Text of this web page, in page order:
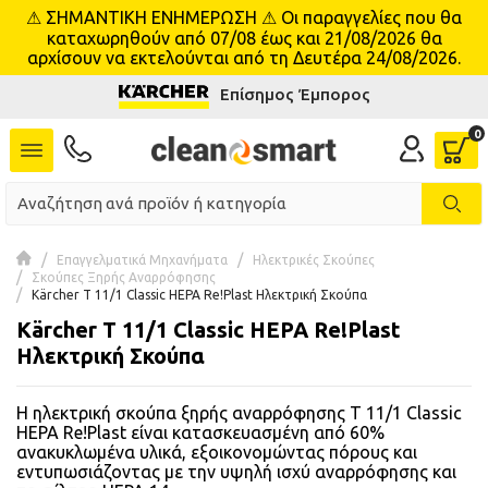
menu
⚠ ΣΗΜΑΝΤΙΚΗ ΕΝΗΜΕΡΩΣΗ ⚠ Οι παραγγελίες που θα
καταχωρηθούν από 07/08 έως και 21/08/2026 θα
αρχίσουν να εκτελούνται από τη Δευτέρα 24/08/2026.
Επίσημος Έμπορος
Επαγγελματικά Μηχανήματα
Ηλεκτρικές Σκούπες
Σκούπες Ξηρής Αναρρόφησης
Kärcher T 11/1 Classic HEPA Re!Plast Ηλεκτρική Σκούπα
Kärcher T 11/1 Classic HEPA Re!Plast
Ηλεκτρική Σκούπα
Η ηλεκτρική σκούπα ξηρής αναρρόφησης T 11/1 Classic
HEPA Re!Plast είναι κατασκευασμένη από 60%
ανακυκλωμένα υλικά, εξοικονομώντας πόρους και
εντυπωσιάζοντας με την υψηλή ισχύ αναρρόφησης και